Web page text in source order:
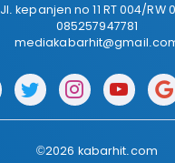
Jl. kepanjen no 11 RT 004/RW
085257947781
©2026 kabarhit.com